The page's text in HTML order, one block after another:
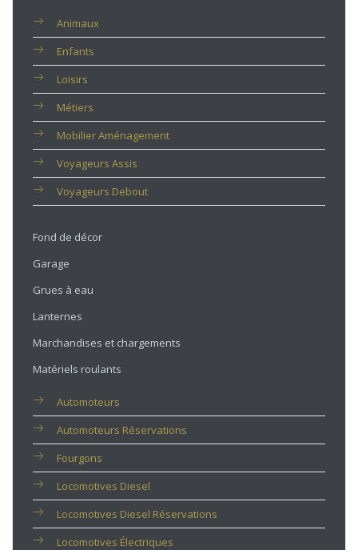
Animaux
Enfants
Loisirs
Métiers
Mobilier Aménagement
Voyageurs Assis
Voyageurs Debout
Fond de décor
Garage
Grues à eau
Lanternes
Marchandises et chargements
Matériels roulants
Automoteurs
Automoteurs Réservations
Fourgons
Locomotives Diesel
Locomotives Diesel Réservations
Locomotives Électriques